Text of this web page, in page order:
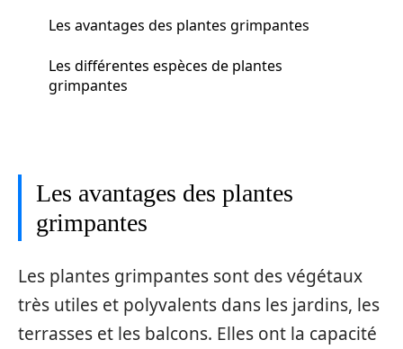
Les avantages des plantes grimpantes
Les différentes espèces de plantes
grimpantes
Les avantages des plantes
grimpantes
Les plantes grimpantes sont des végétaux
très utiles et polyvalents dans les jardins, les
terrasses et les balcons. Elles ont la capacité